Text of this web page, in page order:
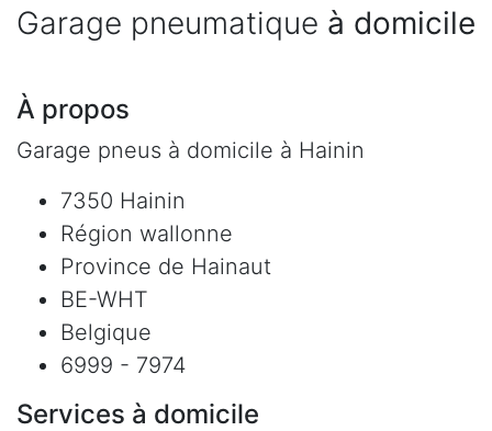
Garage pneumatique à domicile
À propos
Garage pneus à domicile à Hainin
7350 Hainin
Région wallonne
Province de Hainaut
BE-WHT
Belgique
6999 - 7974
Services à domicile